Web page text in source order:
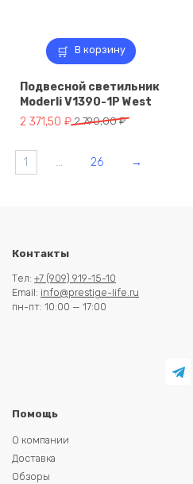
В корзину
Подвесной светильник
Moderli V1390-1P West
2 790,00₽
Первоначальная
составляла
2
2 371,50 ₽
Текущая
2
371,50 ₽.
1 … 26 →
Контакты
Тел: +7 (909) 919-15-10
Email: info@prestige-life.ru
пн-пт: 10:00 — 17:00
Помощь
О компании
Доставка
Обзоры